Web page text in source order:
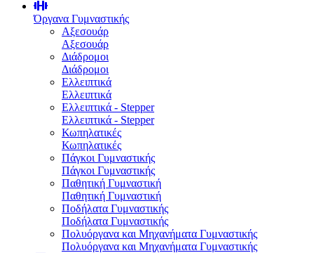
Όργανα Γυμναστικής
Αξεσουάρ
Αξεσουάρ
Διάδρομοι
Διάδρομοι
Ελλειπτικά
Ελλειπτικά
Ελλειπτικά - Stepper
Ελλειπτικά - Stepper
Κωπηλατικές
Κωπηλατικές
Πάγκοι Γυμναστικής
Πάγκοι Γυμναστικής
Παθητική Γυμναστική
Παθητική Γυμναστική
Ποδήλατα Γυμναστικής
Ποδήλατα Γυμναστικής
Πολυόργανα και Μηχανήματα Γυμναστικής
Πολυόργανα και Μηχανήματα Γυμναστικής